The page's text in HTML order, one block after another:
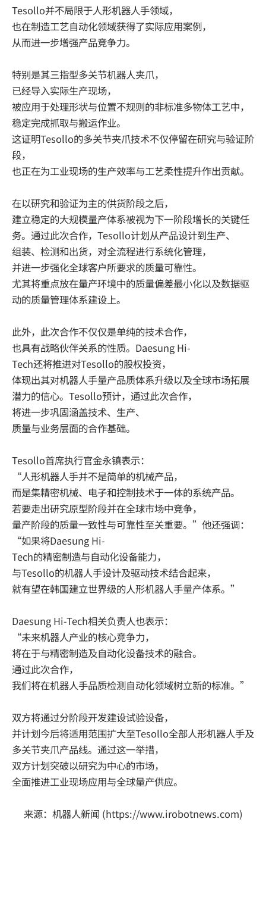
Tesollo并不局限于人形机器人手领域，
也在制造工艺自动化领域获得了实际应用案例，
从而进一步增强产品竞争力。
特别是其三指型多关节机器人夹爪，
已经导入实际生产现场，
被应用于处理形状与位置不规则的非标准多物体工艺中，
稳定完成抓取与搬运作业。
这证明Tesollo的多关节夹爪技术不仅停留在研究与验证阶
段，
也正在为工业现场的生产效率与工艺柔性提升作出贡献。
在以研究和验证为主的供货阶段之后，
建立稳定的大规模量产体系被视为下一阶段增长的关键任
务。通过此次合作，Tesollo计划从产品设计到生产、
组装、检测和出货，对全流程进行系统化管理，
并进一步强化全球客户所要求的质量可靠性。
尤其将重点放在量产环境中的质量偏差最小化以及数据驱
动的质量管理体系建设上。
此外，此次合作不仅仅是单纯的技术合作，
也具有战略伙伴关系的性质。Daesung Hi-
Tech还将推进对Tesollo的股权投资，
体现出其对机器人手量产品质体系升级以及全球市场拓展
潜力的信心。Tesollo预计，通过此次合作，
将进一步巩固涵盖技术、生产、
质量与业务层面的合作基础。
Tesollo首席执行官金永镇表示：
“人形机器人手并不是简单的机械产品，
而是集精密机械、电子和控制技术于一体的系统产品。
若要走出研究原型阶段并在全球市场中竞争，
量产阶段的质量一致性与可靠性至关重要。”他还强调：
“如果将Daesung Hi-
Tech的精密制造与自动化设备能力，
与Tesollo的机器人手设计及驱动技术结合起来，
就有望在韩国建立世界级的人形机器人手量产体系。”
Daesung Hi-Tech相关负责人也表示：
“未来机器人产业的核心竞争力，
将在于与精密制造及自动化设备技术的融合。
通过此次合作，
我们将在机器人手品质检测自动化领域树立新的标准。”
双方将通过分阶段开发建设试验设备，
并计划今后将适用范围扩大至Tesollo全部人形机器人手及
多关节夹爪产品线。通过这一举措，
双方计划突破以研究为中心的市场，
全面推进工业现场应用与全球量产供应。
来源：机器人新闻 (https://www.irobotnews.com)